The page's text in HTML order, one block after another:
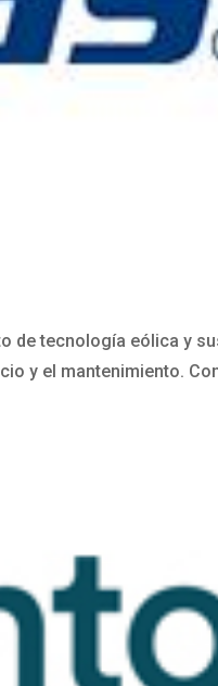
de tecnología eólica y
y el mantenimiento.